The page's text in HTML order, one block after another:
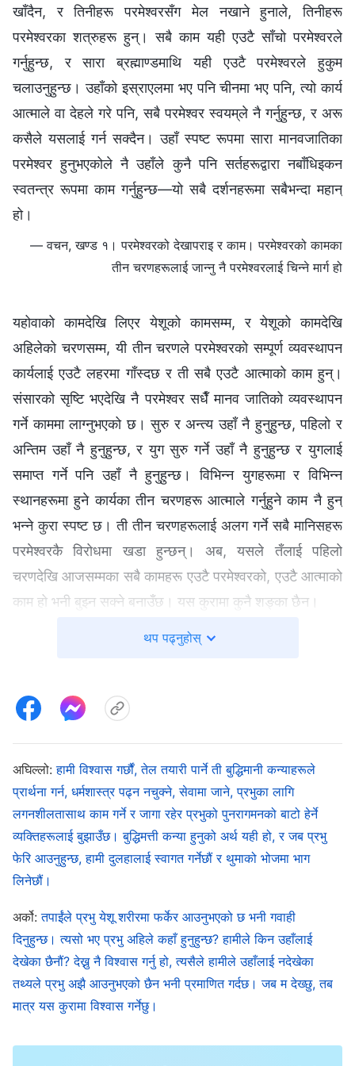
खाँदैन, र तिनीहरू परमेश्‍वरसँग मेल नखाने हुनाले, तिनीहरू
परमेश्‍वरका शत्रुहरू हुन्। सबै काम यही एउटै साँचो परमेश्‍वरले
गर्नुहुन्छ, र सारा ब्रह्माण्डमाथि यही एउटै परमेश्‍वरले हुकुम
चलाउनुहुन्छ। उहाँको इस्राएलमा भए पनि चीनमा भए पनि, त्यो कार्य
आत्माले वा देहले गरे पनि, सबै परमेश्‍वर स्वयम्‌ले नै गर्नुहुन्छ, र अरू
कसैले यसलाई गर्न सक्दैन। उहाँ स्पष्ट रूपमा सारा मानवजातिका
परमेश्‍वर हुनुभएकोले नै उहाँले कुनै पनि सर्तहरूद्वारा नबाँधिइकन
स्वतन्त्र रूपमा काम गर्नुहुन्छ—यो सबै दर्शनहरूमा सबैभन्‍दा महान्
हो।
— वचन, खण्ड १। परमेश्‍वरको देखापराइ र काम। परमेश्‍वरको कामका
तीन चरणहरूलाई जान्नु नै परमेश्‍वरलाई चिन्ने मार्ग हो
यहोवाको कामदेखि लिएर येशूको कामसम्म, र येशूको कामदेखि
अहिलेको चरणसम्म, यी तीन चरणले परमेश्‍वरको सम्पूर्ण व्यवस्थापन
कार्यलाई एउटै लहरमा गाँस्दछ र ती सबै एउटै आत्माको काम हुन्।
संसारको सृष्टि भएदेखि नै परमेश्‍वर सधैँ मानव जातिको व्यवस्थापन
गर्ने काममा लाग्नुभएको छ। सुरु र अन्त्य उहाँ नै हुनुहुन्छ, पहिलो र
अन्तिम उहाँ नै हुनुहुन्छ, र युग सुरु गर्ने उहाँ नै हुनुहुन्छ र युगलाई
समाप्त गर्ने पनि उहाँ नै हुनुहुन्छ। विभिन्न युगहरूमा र विभिन्न
स्थानहरूमा हुने कार्यका तीन चरणहरू आत्माले गर्नुहुने काम नै हुन्
भन्‍ने कुरा स्पष्ट छ। ती तीन चरणहरूलाई अलग गर्ने सबै मानिसहरू
परमेश्‍वरकै विरोधमा खडा हुन्छन्। अब, यसले तँलाई पहिलो
चरणदेखि आजसम्मका सबै कामहरू एउटै परमेश्‍वरको, एउटै आत्माको
काम हो भनी बुझ्न सक्ने बनाउँछ। यस कुरामा कुनै शङ्का छैन।
— वचन, खण्ड १। परमेश्‍वरको देखापराइ र काम। परमेश्‍वरको कामको
यहोवाको कामपछि, येशू मानिसहरूको माझमा उहाँको काम गर्न देह
काममाथि निर्माण गरिएको थियो। यो एउटा नयाँ युगका निम्ति काम
थियो जुन परमेश्‍वरले व्यवस्थाको युग अन्त्य गर्नुभएपछि गर्नुभयो।
त्यसरी नै, येशूको काम समाप्त भएपछि, परमेश्‍वरले अर्को युगका लागि
आफ्नो काम गर्न अघि बढनुभयो, किनकि परमेश्‍वरको सम्पूर्ण
व्यवस्थापन सधैं अगाडि बढिरहेको छ। जब पुरानो युग बित्छ, त्यसको
स्थानमा एउटा नयाँ युग आउँछ, अनि एकपटक पुरानो काम पूरा
भएपछि, परमेश्‍वरको व्यवस्थापनलाई निरन्तरता दिने त्यहाँ नयाँ काम
हुनेछ। यो देहधारण परमेश्‍वरको दोस्रो देहधारण हो, जसले येशूको
कामलाई पछ्याउँदछ। निश्चय, यो देहधारण स्वतन्त्र रूपमा हुँदैन; यो
व्यवस्थाको युग र अनुग्रहको युगपछिको तेस्रो चरणको काम हो।
प्रत्येक पल्ट जब परमेश्‍वरले कामको नयाँ चरण थाल्नुहुन्छ, त्यहाँ
थप पढ्नुहोस्
अघिल्लो:हामी विश्‍वास गर्छौं, तेल तयारी पार्ने ती बुद्धिमानी कन्याहरूले
प्रार्थना गर्न, धर्मशास्त्र पढ्न नचुक्ने, सेवामा जाने, प्रभुका लागि
लगनशीलतासाथ काम गर्ने र जागा रहेर प्रभुको पुनरागमनको बाटो हेर्ने
व्यक्तिहरूलाई बुझाउँछ। बुद्धिमत्ती कन्या हुनुको अर्थ यही हो, र जब प्रभु
फेरि आउनुहुन्छ, हामी दुलहालाई स्वागत गर्नेछौं र थुमाको भोजमा भाग
लिनेछौं।
अर्को:तपाईंले प्रभु येशू शरीरमा फर्केर आउनुभएको छ भनी गवाही
दिनुहुन्छ। त्यसो भए प्रभु अहिले कहाँ हुनुहुन्छ? हामीले किन उहाँलाई
देखेका छैनौं? देख्नु नै विश्‍वास गर्नु हो, त्यसैले हामीले उहाँलाई नदेखेका
तथ्यले प्रभु अझै आउनुभएको छैन भनी प्रमाणित गर्दछ। जब म देख्छु, तब
मात्र यस कुरामा विश्‍वास गर्नेछु।